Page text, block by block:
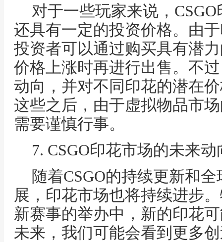
对于一些玩家来说，
还具有一定的投资价格。由
投资者可以通过购买具有潜
价格上涨时再进行出售。不
动向，并对不同印花的潜在
这些之后，由于虚拟物品市
需要谨慎行事。
7. CSGO印花市场的未来动
随着CSGO的持续更新和
展，印花市场也将持续进步
新赛事的举办中，新的印花
未来，我们可能会看到更多